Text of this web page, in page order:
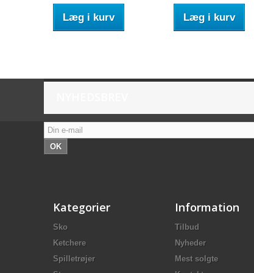
Læg i kurv Læg i kurv
OK
Kategorier
Sko
Ketchere
Spilletrøjer
Information
Tilbud
Nyheder
Mest solgte